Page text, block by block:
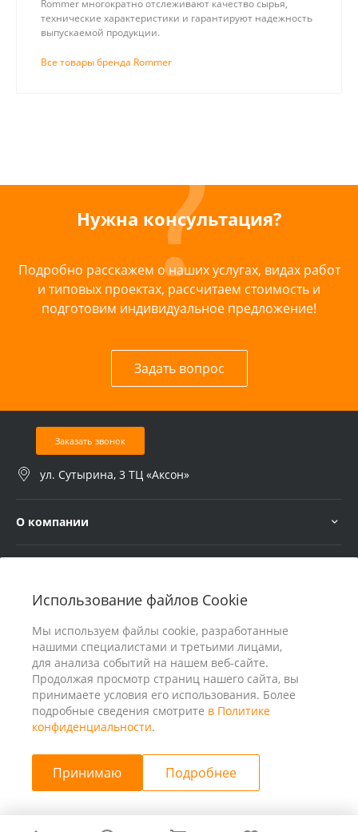
Использование файлов Cookie
Мы используем файлы cookie, разработанные
нашими специалистами и третьими лицами,
для анализа событий на нашем веб-сайте.
Продолжая просмотр страниц нашего сайта, вы
принимаете условия его использования. Более
подробные сведения смотрите в Политике
конфиденциальности.
Принимаю Подробнее
Rommer многократно отслеживают качество сырья,
технические характеристики и гарантируют надежность
выпускаемой продукции.
Все товары бренда Rommer
Нужна консультация?
Подробно расскажем о наших услугах, видах работ
и типовых проектах, рассчитаем стоимость и
подготовим индивидуальное предложение!
Задать вопрос
Заказать звонок
ул. Сутырина, 3 ТЦ «Аксон»
О компании
© 2026 ООО «25 Киловатт» ИНН 4401188290, Все права